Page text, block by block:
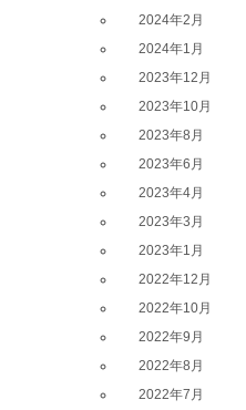
2024年2月
2024年1月
2023年12月
2023年10月
2023年8月
2023年6月
2023年4月
2023年3月
2023年1月
2022年12月
2022年10月
2022年9月
2022年8月
2022年7月